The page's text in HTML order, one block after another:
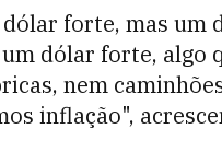
forte, mas um
dólar forte, algo
nem
inflação",